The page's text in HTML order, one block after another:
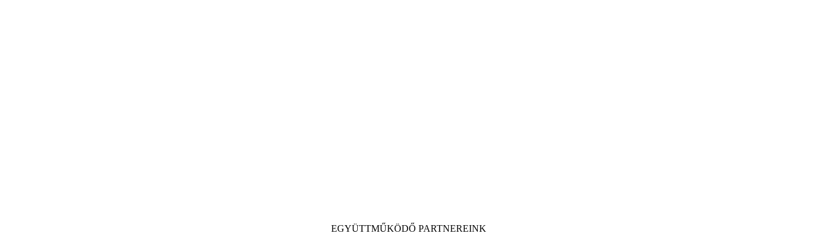
EGYÜTTMŰKÖDŐ PARTNEREINK